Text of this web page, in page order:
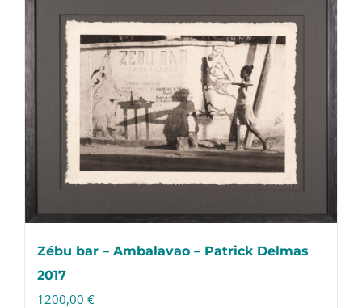
Zébu bar – Ambalavao – Patrick Delmas
2017
1200,00 €